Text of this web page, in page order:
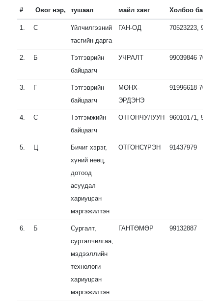
# Овог нэр,
тушаал
майл хаяг Холбоо барих
1. С
Үйлчилгээний
тасгийн дарга
ГАН-ОД 70523223,
2. Б
Тэтгэврийн
байцаагч
УЧРАЛТ 99039846
3. Г
Тэтгэврийн
байцаагч
МӨНХ-
ЭРДЭНЭ
91996618
4. С
Тэтгэмжийн
байцаагч
ОТГОНЧУЛУУН 96010171,
5. Ц
Бичиг хэрэг,
хүний нөөц,
дотоод
асуудал
хариуцсан
мэргэжилтэн
ОТГОНСҮРЭН 91437979
6. Б
Сургалт,
сурталчилгаа,
мэдээллийн
технологи
хариуцсан
мэргэжилтэн
ГАНТӨМӨР 99132887